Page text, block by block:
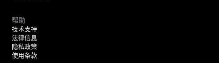
帮助
技术支持
法律信息
隐私政策
使用条款